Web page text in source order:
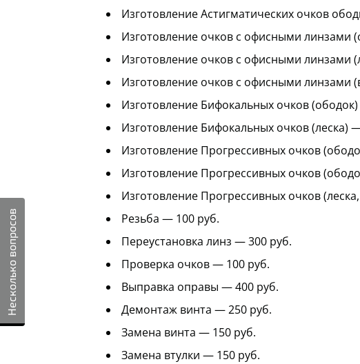
Несколько вопросов
Изготовление Астигматических очков
Изготовление очков с офисными линзами
Изготовление очков с офисными линзами
Изготовление очков с офисными линзами
Изготовление Бифокальных очков
Изготовление Бифокальных очков (леска)
Изготовление Прогрессивных очков
Изготовление Прогрессивных очков
Изготовление Прогрессивных очков
Резьба — 100 руб.
Переустановка линз — 300 руб.
Проверка очков — 100 руб.
Выправка оправы — 400 руб.
Демонтаж винта — 250 руб.
Замена винта — 150 руб.
Замена втулки — 150 руб.